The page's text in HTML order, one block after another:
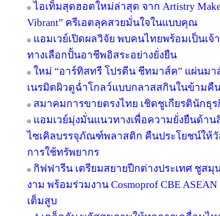
ไอเท็มสุดฮอตใหม่ล่าสุด จาก Artistry
Vibrant” ครีเอตลุคสวยมั่นใจในแบบคุณ
แอมเวย์เปิดผลวิจัย พบคนไทยพร้อมเป็นเ
ทางเลือกปั้นอาชีพอิสระอย่างยั่งยืน
ใหม่ “อาร์ทิสทรี โปรตีน ชีทมาส์ค” แผ่นม
เนรมิตผิวดูฉ่ำโกลว์แบบกลาสสกินในข้ามคื
สมาคมการขายตรงไทย เชิดชูเกียรตินักธุ
แอมเวย์มุ่งมั่นแนวทางเพื่อความยั่งยืนด้า
ไซเคิลบรรจุภัณฑ์พลาสติก คืนประโยชน์ให้
การใช้ทรัพยากร
กิฟฟารีน เตรียมสยายปีกต่างประเทศ ชูสมุ
งาม พร้อมร่วมงาน Cosmoprof CBE
เต็มสูบ